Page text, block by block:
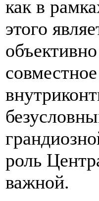
как в
этого
роль
важной.